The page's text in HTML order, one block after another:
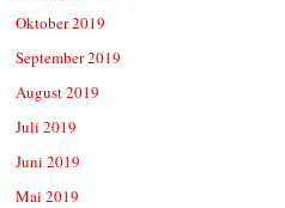
Oktober 2019
September 2019
August 2019
Juli 2019
Juni 2019
Mai 2019